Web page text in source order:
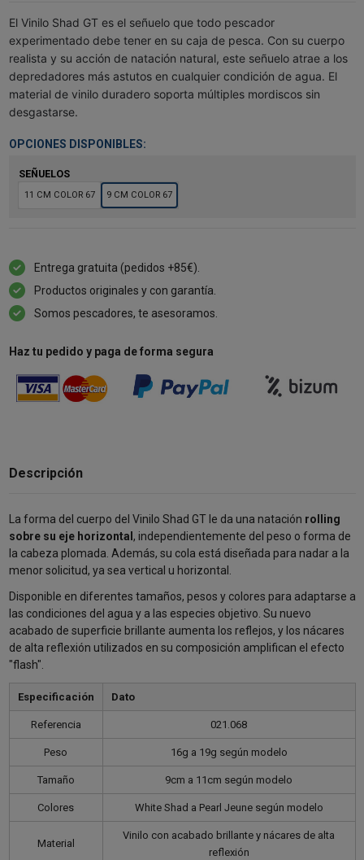
El Vinilo Shad GT es el señuelo que todo pescador
experimentado debe tener en su caja de pesca. Con su cuerpo
realista y su acción de natación natural, este señuelo atrae a los
depredadores más astutos en cualquier condición de agua. El
material de vinilo duradero soporta múltiples mordiscos sin
desgastarse.
OPCIONES DISPONIBLES:
SEÑUELOS
11 CM COLOR 67 9 CM COLOR 67
Entrega gratuita (pedidos +85€).
Productos originales y con garantía.
Somos pescadores, te asesoramos.
Haz tu pedido y paga de forma segura
Descripción
La forma del cuerpo del Vinilo Shad GT le da una natación rolling
sobre su eje horizontal , independientemente del peso o forma de
la cabeza plomada. Además, su cola está diseñada para nadar a la
menor solicitud, ya sea vertical u horizontal.
Disponible en diferentes tamaños, pesos y colores para adaptarse a
las condiciones del agua y a las especies objetivo. Su nuevo
acabado de superficie brillante aumenta los reflejos, y los nácares
de alta reflexión utilizados en su composición amplifican el efecto
"flash".
Especificación Dato
Referencia 021.068
Peso 16g a 19g según modelo
Tamaño 9cm a 11cm según modelo
Colores White Shad a Pearl Jeune según modelo
Material
Vinilo con acabado brillante y nácares de alta
reflexión